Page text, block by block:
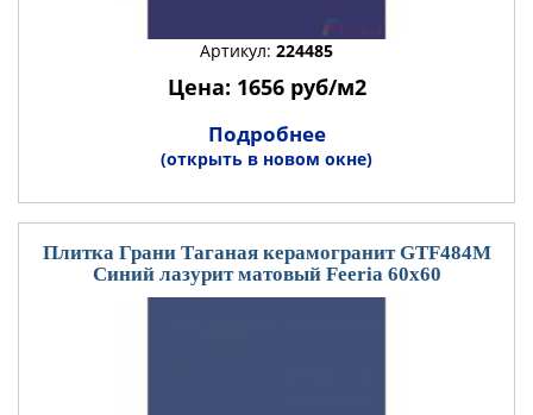
Артикул: 224485
Цена: 1656 руб/м2
Подробнее
(открыть в новом окне)
Плитка Грани Таганая керамогранит GTF484М
Синий лазурит матовый Feeria 60x60